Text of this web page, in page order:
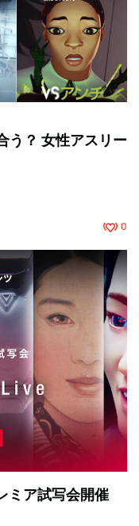
う？ 女性アスリー
0
ミア試写会開催